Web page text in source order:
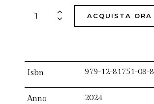
ACQUISTA ORA
Isbn 979-12-81751-08-8
Anno 2024